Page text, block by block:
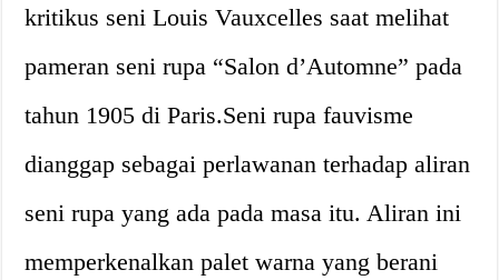
kritikus seni Louis Vauxcelles saat melihat
pameran seni rupa “Salon d’Automne” pada
tahun 1905 di Paris.Seni rupa fauvisme
dianggap sebagai perlawanan terhadap aliran
seni rupa yang ada pada masa itu. Aliran ini
memperkenalkan palet warna yang berani